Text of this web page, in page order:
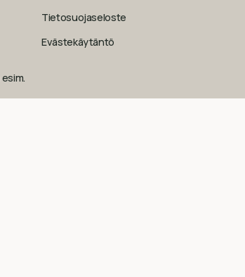
esim.
Tietosuojaseloste
Evästekäytäntö